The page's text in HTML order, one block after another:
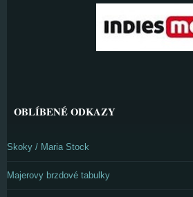
OBLÍBENÉ ODKAZY
Skoky / Maria Stock
Majerovy brzdové tabulky